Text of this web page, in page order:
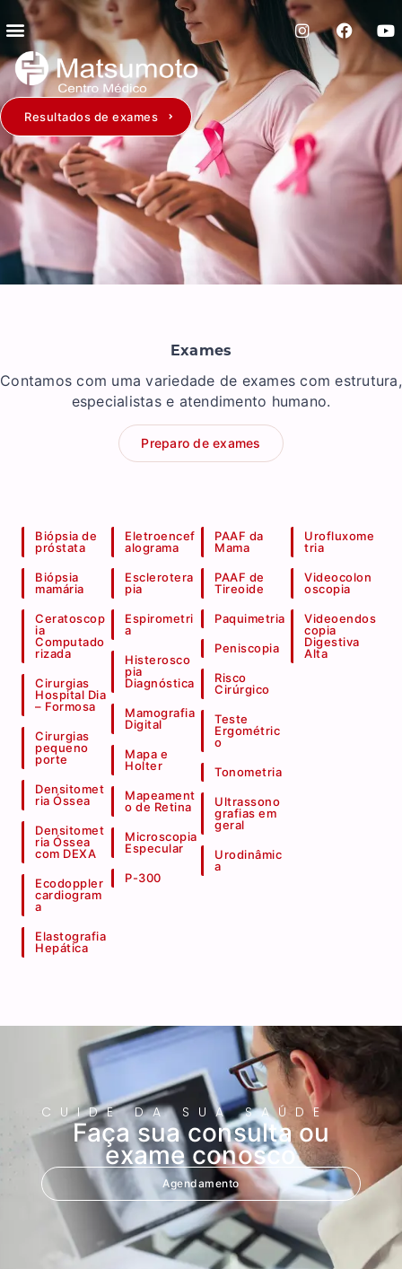
Resultados de exames
Exames
Contamos com uma variedade de exames com estrutura,
especialistas e atendimento humano.
Preparo de exames
Biópsia de
próstata
Biópsia
mamária
Ceratoscop
ia
Computado
rizada
Cirurgias
Hospital Dia
– Formosa
Cirurgias
pequeno
porte
Densitomet
ria Óssea
Densitomet
ria Óssea
com DEXA
Ecodoppler
cardiogram
a
Elastografia
Hepática
Eletroencef
alograma
Esclerotera
pia
Espirometri
a
Histerosco
pia
Diagnóstica
Mamografia
Digital
Mapa e
Holter
Mapeament
o de Retina
Microscopia
Especular
P-300
PAAF da
Mama
PAAF de
Tireoide
Paquimetria
Peniscopia
Risco
Cirúrgico
Teste
Ergométric
o
Tonometria
Ultrassono
grafias em
geral
Urodinâmic
a
Urofluxome
tria
Videocolon
oscopia
Videoendos
copia
Digestiva
Alta
CUIDE DA SUA SAÚDE
Faça sua consulta ou
exame conosco
Agendamento